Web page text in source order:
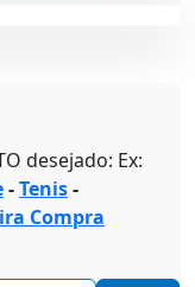
desejado: Ex:
-Tenis-
Compra